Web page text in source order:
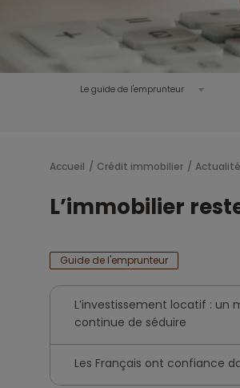
Le guide de l'emprunteur
Accueil Crédit immobilier
L’immobilier
Guide de l'emprunteur
L’investissement locatif : un
continue de séduire
Les Français ont confiance